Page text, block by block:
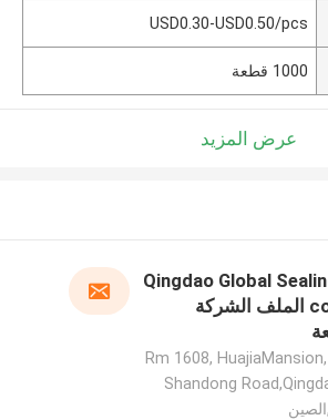
USD0.30-USD0.50/pcs
1000 قطعة
عرض المزيد
Qingdao Global
co., Ltd الملف الشركة
Rm 1608,
Shandong